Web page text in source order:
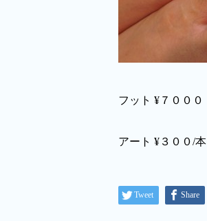
フット ¥７０００
アート ¥３００/本
Tweet Share